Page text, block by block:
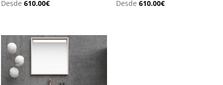
Desde610.00€
Desde 610.00€